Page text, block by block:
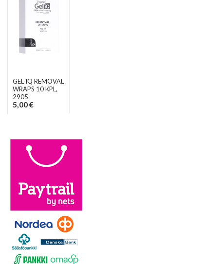
GEL IQ REMOVAL
WRAPS 10 KPL,
2905
5,00 €